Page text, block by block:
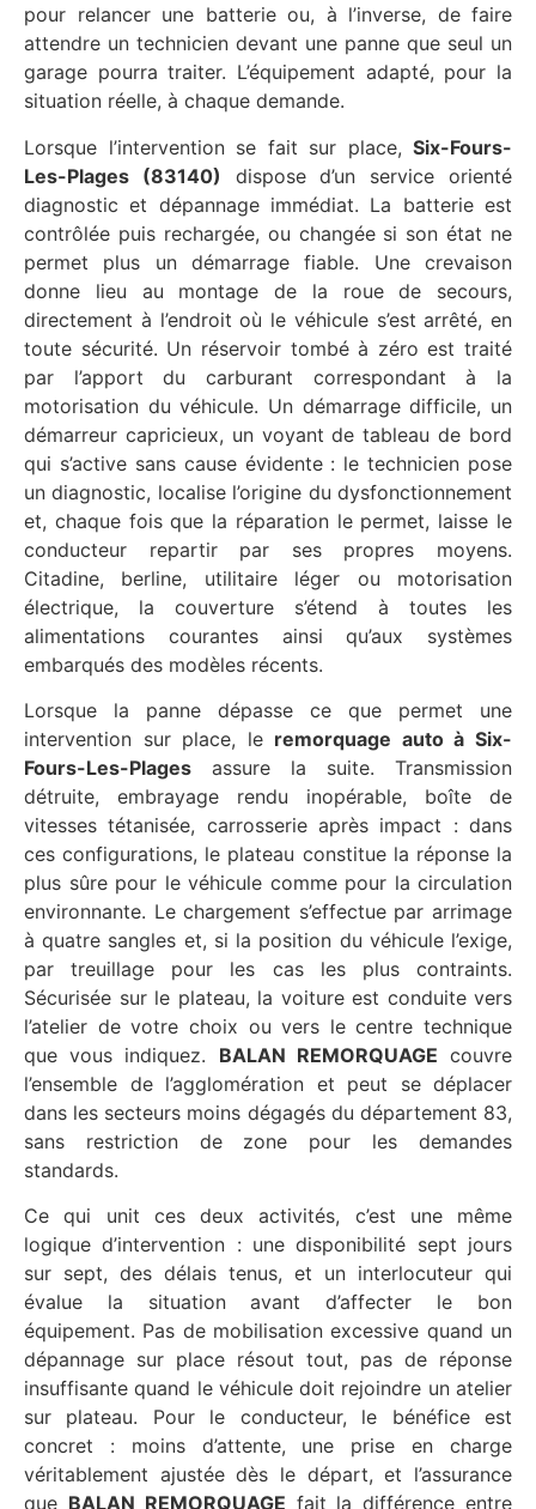
pour relancer une batterie ou, à l’inverse, de faire
attendre un technicien devant une panne que seul un
garage pourra traiter. L’équipement adapté, pour la
situation réelle, à chaque demande.
Lorsque l’intervention se fait sur place, Six-Fours-
Les-Plages (83140) dispose d’un service orienté
diagnostic et dépannage immédiat. La batterie est
contrôlée puis rechargée, ou changée si son état ne
permet plus un démarrage fiable. Une crevaison
donne lieu au montage de la roue de secours,
directement à l’endroit où le véhicule s’est arrêté, en
toute sécurité. Un réservoir tombé à zéro est traité
par l’apport du carburant correspondant à la
motorisation du véhicule. Un démarrage difficile, un
démarreur capricieux, un voyant de tableau de bord
qui s’active sans cause évidente : le technicien pose
un diagnostic, localise l’origine du dysfonctionnement
et, chaque fois que la réparation le permet, laisse le
conducteur repartir par ses propres moyens.
Citadine, berline, utilitaire léger ou motorisation
électrique, la couverture s’étend à toutes les
alimentations courantes ainsi qu’aux systèmes
embarqués des modèles récents.
Lorsque la panne dépasse ce que permet une
intervention sur place, le remorquage auto à Six-
Fours-Les-Plages assure la suite. Transmission
détruite, embrayage rendu inopérable, boîte de
vitesses tétanisée, carrosserie après impact : dans
ces configurations, le plateau constitue la réponse la
plus sûre pour le véhicule comme pour la circulation
environnante. Le chargement s’effectue par arrimage
à quatre sangles et, si la position du véhicule l’exige,
par treuillage pour les cas les plus contraints.
Sécurisée sur le plateau, la voiture est conduite vers
l’atelier de votre choix ou vers le centre technique
que vous indiquez. BALAN REMORQUAGE couvre
l’ensemble de l’agglomération et peut se déplacer
dans les secteurs moins dégagés du département 83,
sans restriction de zone pour les demandes
standards.
Ce qui unit ces deux activités, c’est une même
logique d’intervention : une disponibilité sept jours
sur sept, des délais tenus, et un interlocuteur qui
évalue la situation avant d’affecter le bon
équipement. Pas de mobilisation excessive quand un
dépannage sur place résout tout, pas de réponse
insuffisante quand le véhicule doit rejoindre un atelier
sur plateau. Pour le conducteur, le bénéfice est
concret : moins d’attente, une prise en charge
véritablement ajustée dès le départ, et l’assurance
que BALAN REMORQUAGE fait la différence entre